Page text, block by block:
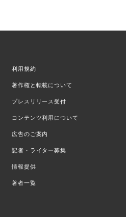
利用規約
著作権と転載について
プレスリリース受付
コンテンツ利用について
広告のご案内
記者・ライター募集
情報提供
著者一覧